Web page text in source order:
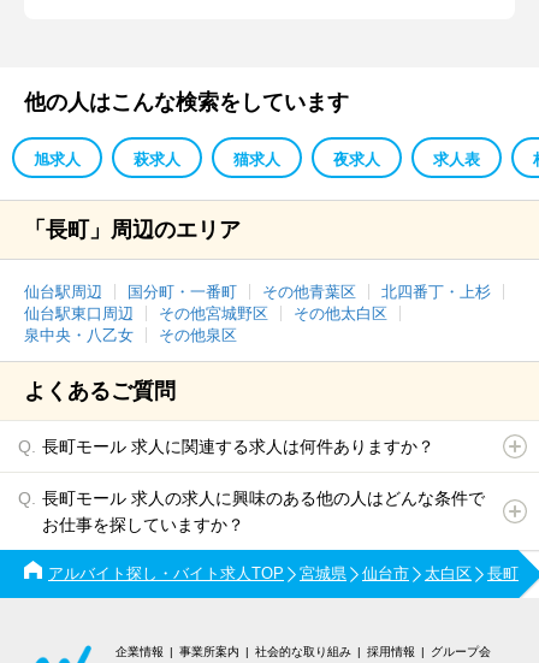
他の人はこんな検索をしています
旭求人 萩求人 猫求人 夜求人 求人表
「長町」周辺のエリア
仙台駅周辺 国分町・一番町 その他青葉区
北四番丁・上杉
仙台駅東口周辺
その他宮城野区
その他太白区
泉中央・八乙女
その他泉区
よくあるご質問
長町モール 求人に関連する求人は何件ありますか？
長町モール 求人の求人に興味のある他の人はどんな条件で
お仕事を探していますか？
アルバイト探し・バイト求人TOP 宮城県 仙台市 太白区 長町
企業情報 事業所案内 社会的な取り組み 採用情報 グループ会